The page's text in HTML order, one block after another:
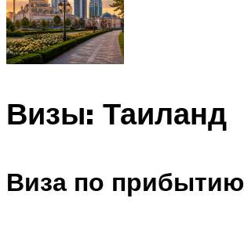
Визы: Таиланд
Виза по прибытию